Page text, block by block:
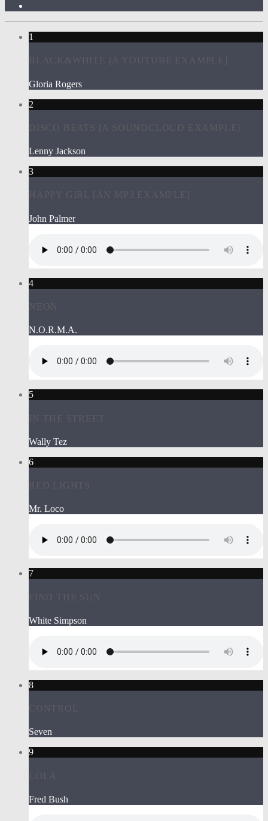
1
BLACK&WHITE [A YOUTUBE EXAMPLE]
Gloria Rogers
2
DISCO BEATS [A SOUNDCLOUD EXAMPLE]
Lenny Jackson
3
HAPPY GIRL [AN MP3 EXAMPLE]
John Palmer
4
NEON
N.O.R.M.A.
5
IN THE STREET
Wally Tez
6
RED LIGHTS
Mr. Loco
7
FIND THE SUN
White Simpson
8
CONTROL
Seven
9
LOLA
Fred Bush